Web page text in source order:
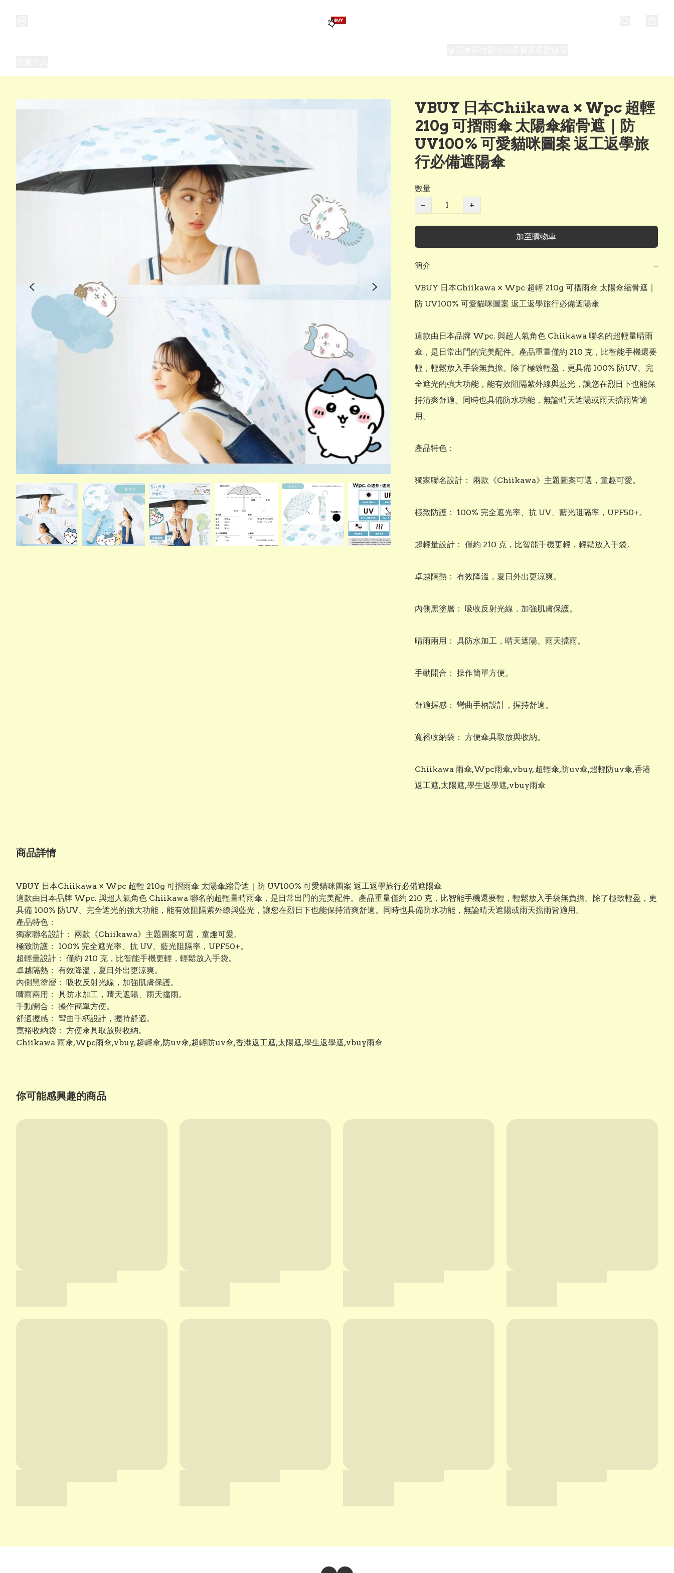
VBUY 日本Chiikawa × Wpc 超輕
210g 可摺雨傘 太陽傘縮骨遮｜防
UV100% 可愛貓咪圖案 返工返學旅
行必備遮陽傘
數量
−
+
加至購物車
簡介 −
VBUY 日本Chiikawa × Wpc 超輕 210g 可摺雨傘 太陽傘縮骨遮｜
防 UV100% 可愛貓咪圖案 返工返學旅行必備遮陽傘
這款由日本品牌 Wpc. 與超人氣角色 Chiikawa 聯名的超輕量晴雨
傘，是日常出門的完美配件。產品重量僅約 210 克，比智能手機還要
輕，輕鬆放入手袋無負擔。除了極致輕盈，更具備 100% 防UV、完
全遮光的強大功能，能有效阻隔紫外線與藍光，讓您在烈日下也能保
持清爽舒適。同時也具備防水功能，無論晴天遮陽或雨天擋雨皆適
用。
產品特色：
獨家聯名設計： 兩款《Chiikawa》主題圖案可選，童趣可愛。
極致防護： 100% 完全遮光率、抗 UV、藍光阻隔率，UPF50+。
超輕量設計： 僅約 210 克，比智能手機更輕，輕鬆放入手袋。
卓越隔熱： 有效降溫，夏日外出更涼爽。
內側黑塗層： 吸收反射光線，加強肌膚保護。
晴雨兩用： 具防水加工，晴天遮陽、雨天擋雨。
手動開合： 操作簡單方便。
舒適握感： 彎曲手柄設計，握持舒適。
寬裕收納袋： 方便傘具取放與收納。
Chiikawa 雨傘,Wpc雨傘,vbuy, 超輕傘,防uv傘,超輕防uv傘,香港
返工遮,太陽遮,學生返學遮,vbuy雨傘
商品詳情
VBUY 日本Chiikawa × Wpc 超輕 210g 可摺雨傘 太陽傘縮骨遮｜防 UV100% 可愛貓咪圖案 返工返學旅行必備遮陽傘
這款由日本品牌 Wpc. 與超人氣角色 Chiikawa 聯名的超輕量晴雨傘，是日常出門的完美配件。產品重量僅約 210 克，比智能手機還要輕，輕鬆放入手袋無負擔。除了極致輕盈，更
具備 100% 防UV、完全遮光的強大功能，能有效阻隔紫外線與藍光，讓您在烈日下也能保持清爽舒適。同時也具備防水功能，無論晴天遮陽或雨天擋雨皆適用。
產品特色：
獨家聯名設計： 兩款《Chiikawa》主題圖案可選，童趣可愛。
極致防護： 100% 完全遮光率、抗 UV、藍光阻隔率，UPF50+。
超輕量設計： 僅約 210 克，比智能手機更輕，輕鬆放入手袋。
卓越隔熱： 有效降溫，夏日外出更涼爽。
內側黑塗層： 吸收反射光線，加強肌膚保護。
晴雨兩用： 具防水加工，晴天遮陽、雨天擋雨。
手動開合： 操作簡單方便。
舒適握感： 彎曲手柄設計，握持舒適。
寬裕收納袋： 方便傘具取放與收納。
Chiikawa 雨傘,Wpc雨傘,vbuy, 超輕傘,防uv傘,超輕防uv傘,香港返工遮,太陽遮,學生返學遮,vbuy雨傘
你可能感興趣的商品